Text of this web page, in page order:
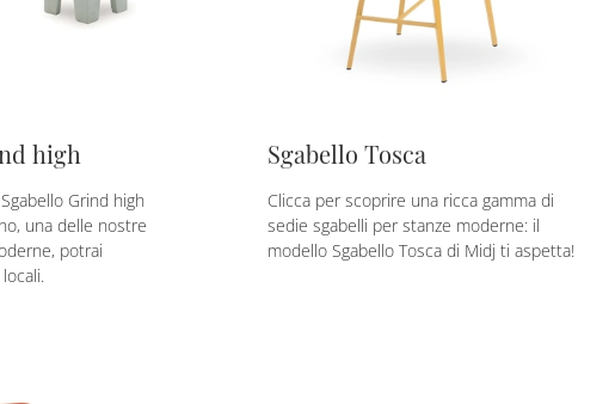
high
Grind high
una delle nostre
potrai
Sgabello Tosca
Clicca per scoprire una ricca gamma di
sedie sgabelli per stanze moderne: il
modello Sgabello Tosca di Midj ti aspetta!